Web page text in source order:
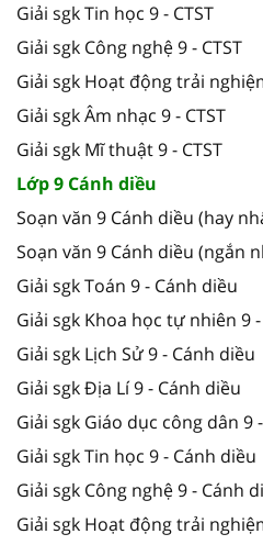
Giải sgk Tin học 9 - CTST
Giải sgk Công nghệ 9 - CTST
Giải sgk Hoạt động trải
Giải sgk Âm nhạc 9 - CTST
Giải sgk Mĩ thuật 9 - CTST
Lớp 9 Cánh diều
Soạn văn 9 Cánh diều (hay
Soạn văn 9 Cánh diều (ngắn
Giải sgk Toán 9 - Cánh diều
Giải sgk Khoa học tự nhiên 9
Giải sgk Lịch Sử 9 - Cánh diều
Giải sgk Địa Lí 9 - Cánh diều
Giải sgk Giáo dục công dân 9
Giải sgk Tin học 9 - Cánh diều
Giải sgk Công nghệ 9 - Cánh
Giải sgk Hoạt động trải